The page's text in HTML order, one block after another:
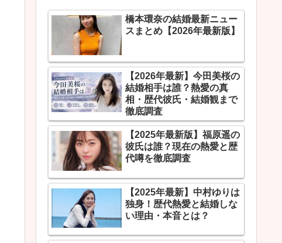
橋本環奈の結婚最新ニュー
スまとめ【2026年最新版】
【2026年最新】今田美桜の
結婚相手は誰？熱愛の真
相・歴代彼氏・結婚観まで
徹底調査
【2025年最新版】福原遥の
彼氏は誰？現在の熱愛と歴
代噂を徹底調査
【2025年最新】中村ゆりは
独身！歴代熱愛と結婚しな
い理由・本音とは？